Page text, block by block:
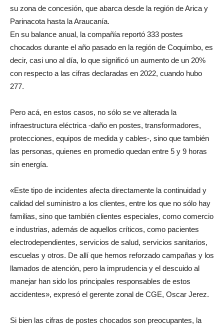
su zona de concesión, que abarca desde la región de Arica y
Parinacota hasta la Araucanía.
En su balance anual, la compañía reportó 333 postes
chocados durante el año pasado en la región de Coquimbo, es
decir, casi uno al día, lo que significó un aumento de un 20%
con respecto a las cifras declaradas en 2022, cuando hubo
277.
Pero acá, en estos casos, no sólo se ve alterada la
infraestructura eléctrica -daño en postes, transformadores,
protecciones, equipos de medida y cables-, sino que también
las personas, quienes en promedio quedan entre 5 y 9 horas
sin energía.
«Este tipo de incidentes afecta directamente la continuidad y
calidad del suministro a los clientes, entre los que no sólo hay
familias, sino que también clientes especiales, como comercio
e industrias, además de aquellos críticos, como pacientes
electrodependientes, servicios de salud, servicios sanitarios,
escuelas y otros. De allí que hemos reforzado campañas y los
llamados de atención, pero la imprudencia y el descuido al
manejar han sido los principales responsables de estos
accidentes», expresó el gerente zonal de CGE, Oscar Jerez.
Si bien las cifras de postes chocados son preocupantes, la